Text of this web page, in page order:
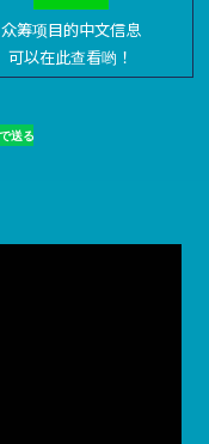
众筹项目的中文信息
可以在此查看哟！